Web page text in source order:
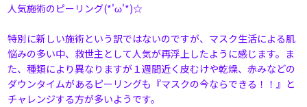
人気施術のピーリング(*'ω'*)☆
特別に新しい施術という訳ではないのですが、マスク生活による肌
悩みの多い中、救世主として人気が再浮上したように感じます。ま
た、種類により異なりますが１週間近く皮むけや乾燥、赤みなどの
ダウンタイムがあるピーリングも『マスクの今ならできる！！』と
チャレンジする方が多いようです。